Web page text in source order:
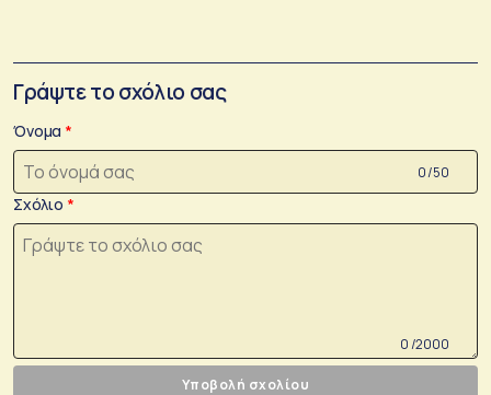
Γράψτε το σχόλιο σας
Όνομα
0 /50
Σχόλιο
0 /2000
Υποβολή σχολίου